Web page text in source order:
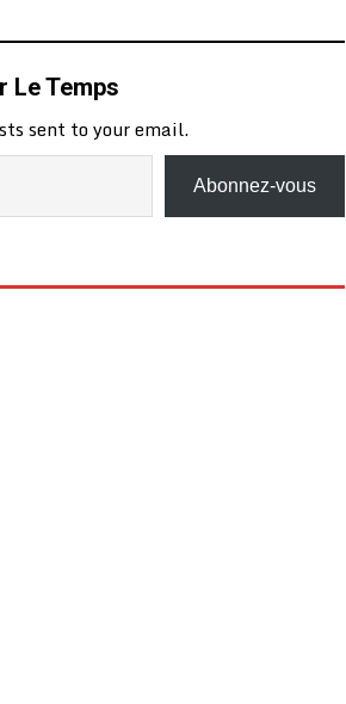
Le Temps
sent to your email.
Abonnez-vous